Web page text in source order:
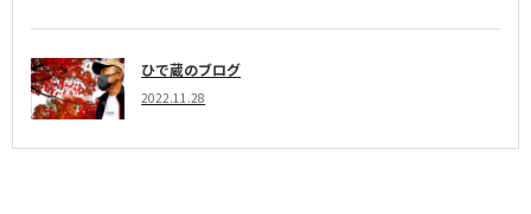
ひで蔵のブログ
2022.11.28